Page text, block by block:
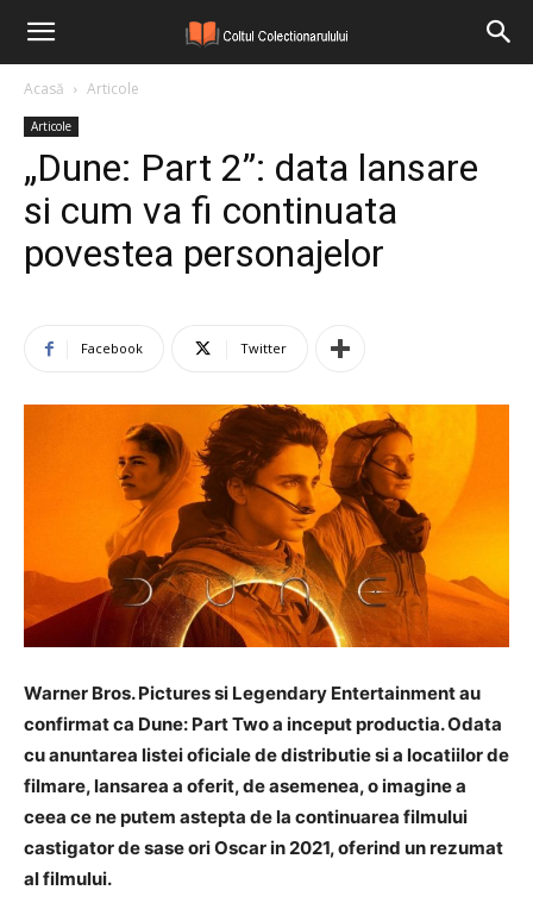
Acasă Articole
Articole
„Dune: Part 2”: data lansare
si cum va fi continuata
povestea personajelor
Facebook Twitter
Warner Bros. Pictures si Legendary Entertainment au
confirmat ca Dune: Part Twoa inceput productia. Odata
cu anuntarea listei oficiale de distributie si a locatiilor de
filmare, lansarea a oferit, de asemenea, o imagine a
ceea ce ne putem astepta de la continuarea filmului
castigator de sase ori Oscar in 2021, oferind un rezumat
al filmului.